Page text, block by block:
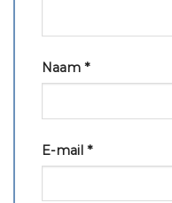
Naam *
E-mail *